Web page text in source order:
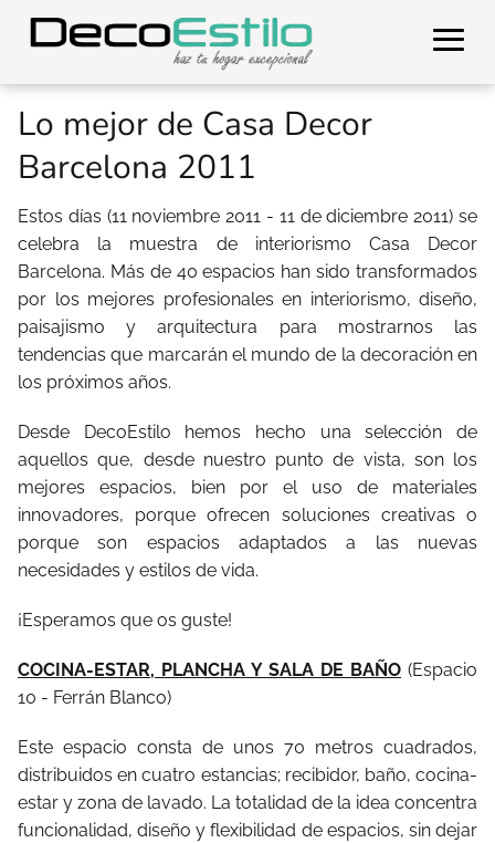
Lo mejor de Casa Decor
Barcelona 2011
Estos días (11 noviembre 2011 - 11 de diciembre 2011) se
celebra la muestra de interiorismo Casa Decor
Barcelona. Más de 40 espacios han sido transformados
por los mejores profesionales en interiorismo, diseño,
paisajismo y arquitectura para mostrarnos las
tendencias que marcarán el mundo de la decoración en
los próximos años.
Desde DecoEstilo hemos hecho una selección de
aquellos que, desde nuestro punto de vista, son los
mejores espacios, bien por el uso de materiales
innovadores, porque ofrecen soluciones creativas o
porque son espacios adaptados a las nuevas
necesidades y estilos de vida.
¡Esperamos que os guste!
COCINA-ESTAR, PLANCHA Y SALA DE BAÑO (Espacio
10 - Ferrán Blanco)
Este espacio consta de unos 70 metros cuadrados,
distribuidos en cuatro estancias; recibidor, baño, cocina-
estar y zona de lavado. La totalidad de la idea concentra
funcionalidad, diseño y flexibilidad de espacios, sin dejar